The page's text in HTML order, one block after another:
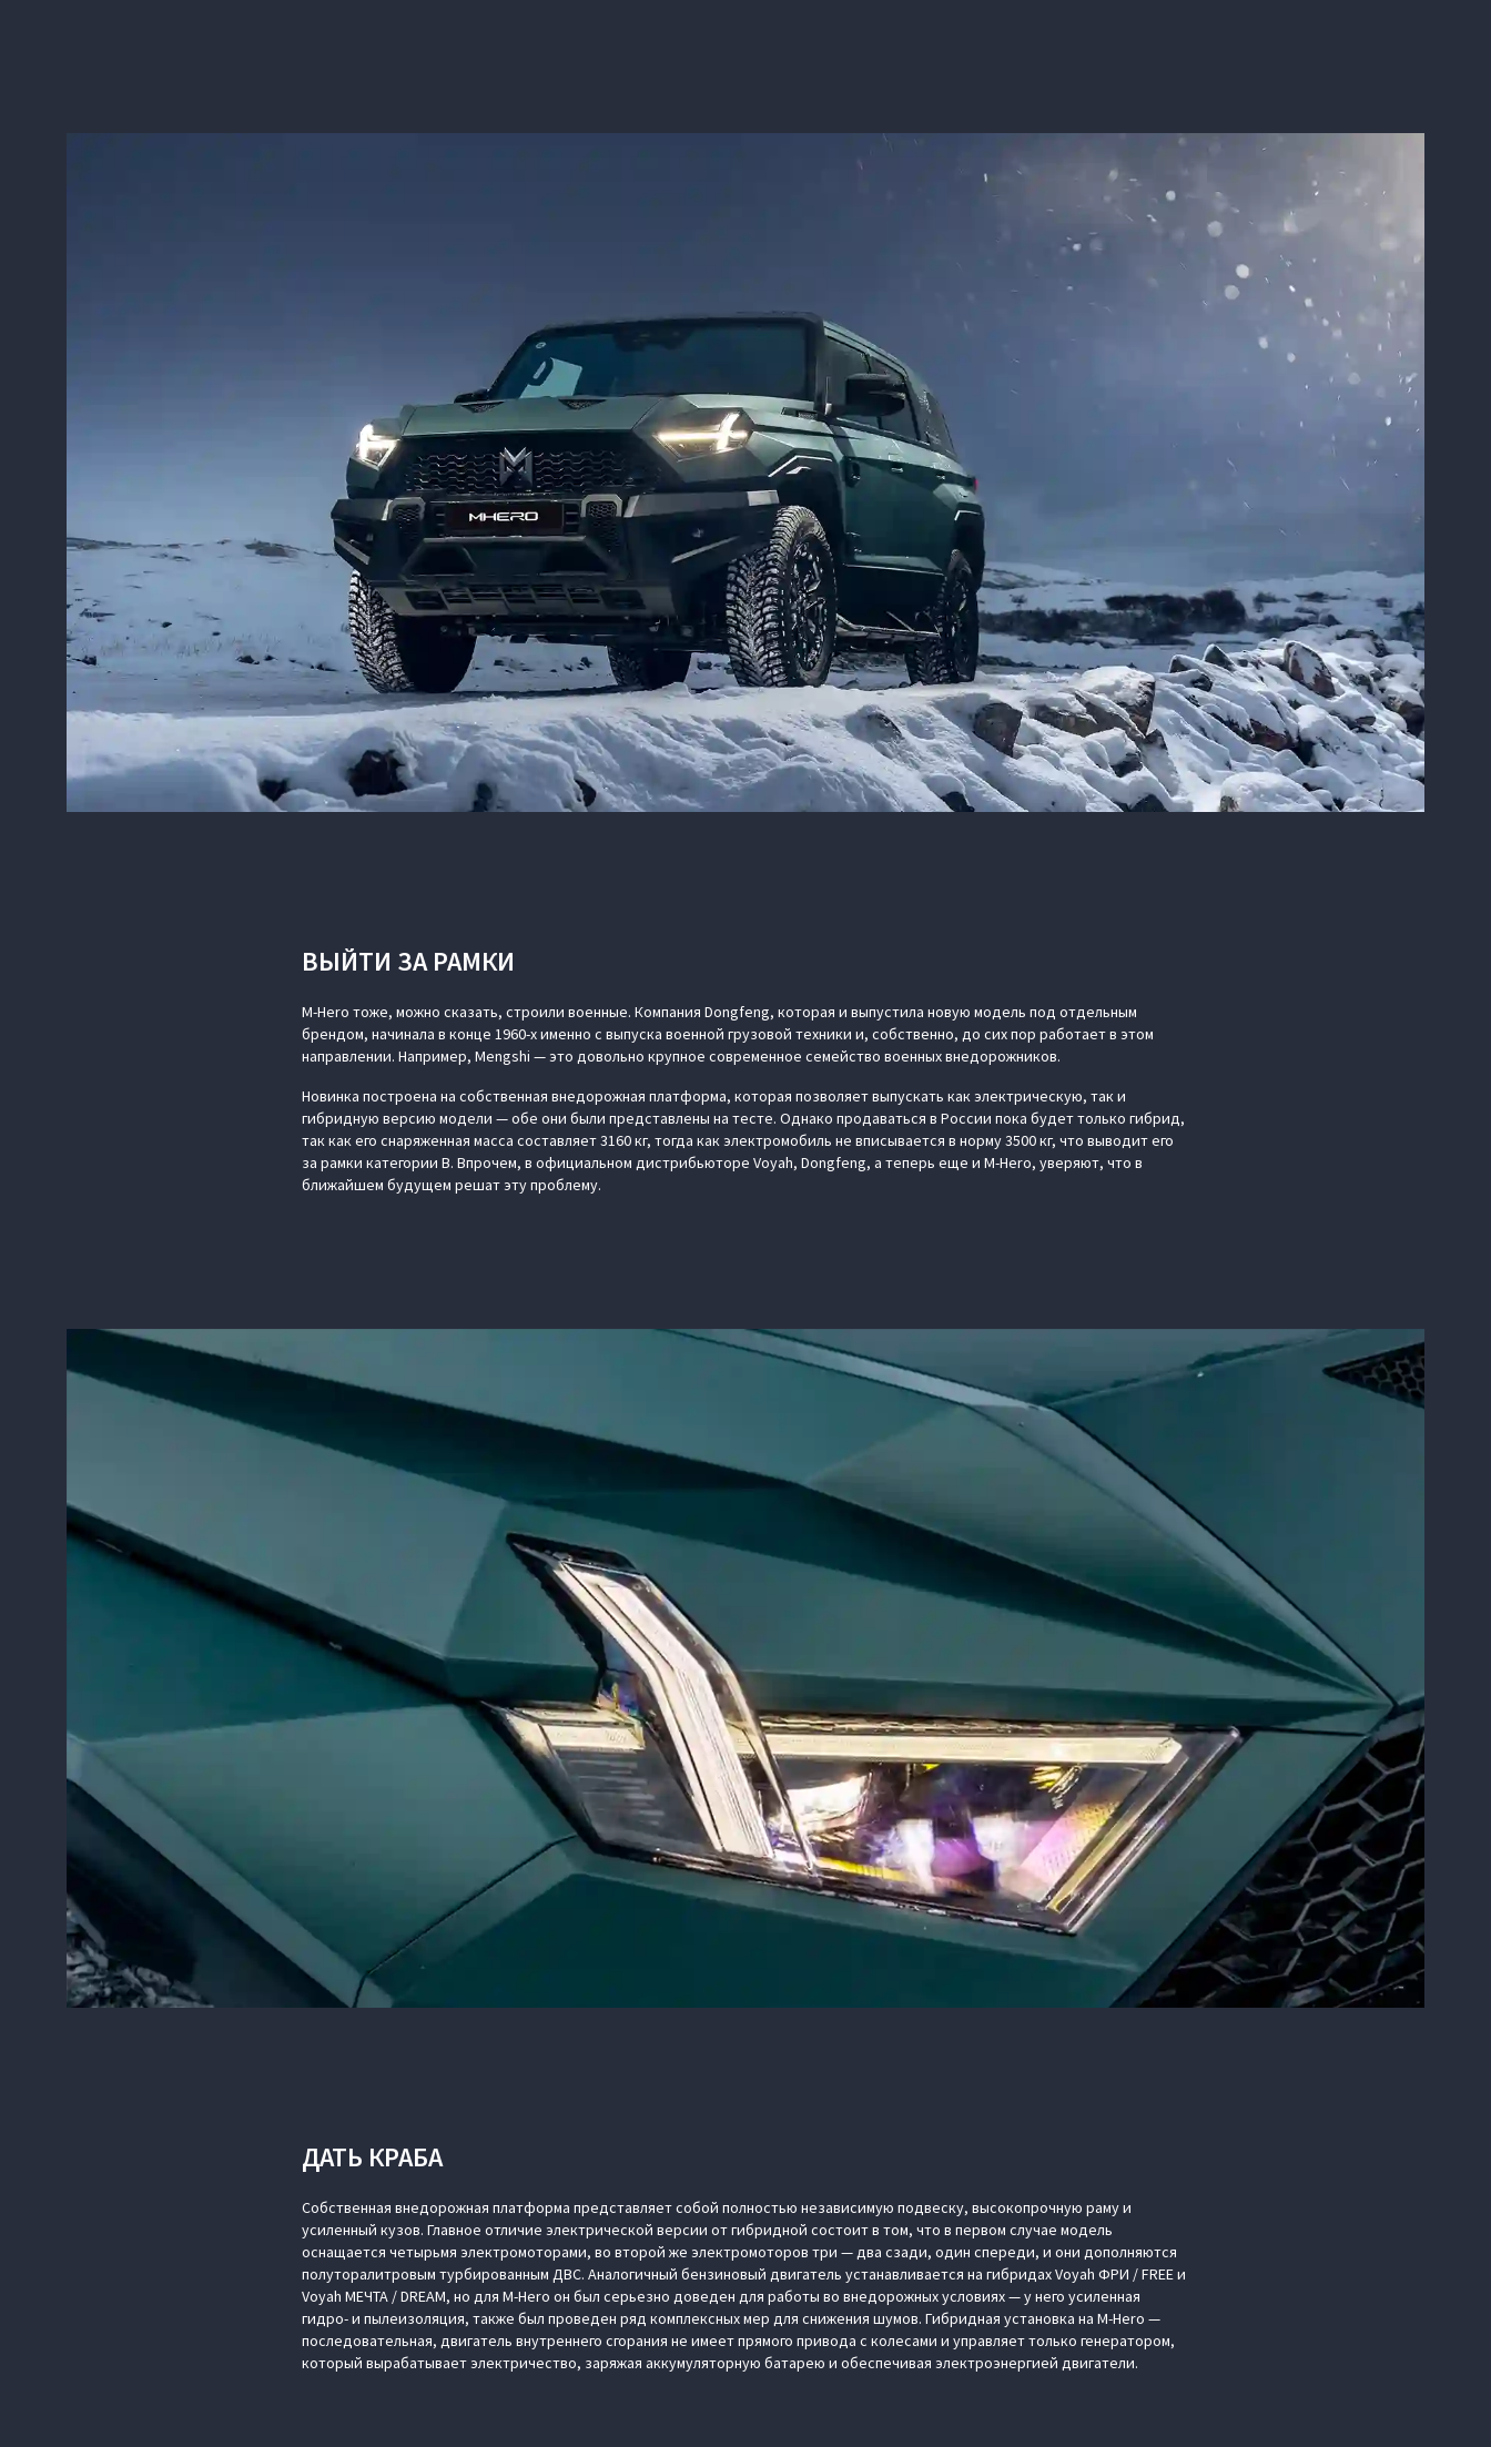
ВЫЙТИ ЗА РАМКИ
M-Hero тоже, можно сказать, строили военные. Компания Dongfeng, которая и выпустила новую модель под отдельным
брендом, начинала в конце 1960-х именно с выпуска военной грузовой техники и, собственно, до сих пор работает в этом
направлении. Например, Mengshi — это довольно крупное современное семейство военных внедорожников.
Новинка построена на собственная внедорожная платформа, которая позволяет выпускать как электрическую, так и
гибридную версию модели — обе они были представлены на тесте. Однако продаваться в России пока будет только гибрид,
так как его снаряженная масса составляет 3160 кг, тогда как электромобиль не вписывается в норму 3500 кг, что выводит его
за рамки категории В. Впрочем, в официальном дистрибьюторе Voyah, Dongfeng, а теперь еще и M-Hero, уверяют, что в
ближайшем будущем решат эту проблему.
ДАТЬ КРАБА
Собственная внедорожная платформа представляет собой полностью независимую подвеску, высокопрочную раму и
усиленный кузов. Главное отличие электрической версии от гибридной состоит в том, что в первом случае модель
оснащается четырьмя электромоторами, во второй же электромоторов три — два сзади, один спереди, и они дополняются
полуторалитровым турбированным ДВС. Аналогичный бензиновый двигатель устанавливается на гибридах Voyah ФРИ / FREE и
Voyah МЕЧТА / DREAM, но для M-Hero он был серьезно доведен для работы во внедорожных условиях — у него усиленная
гидро- и пылеизоляция, также был проведен ряд комплексных мер для снижения шумов. Гибридная установка на M-Hero —
последовательная, двигатель внутреннего сгорания не имеет прямого привода с колесами и управляет только генератором,
который вырабатывает электричество, заряжая аккумуляторную батарею и обеспечивая электроэнергией двигатели.